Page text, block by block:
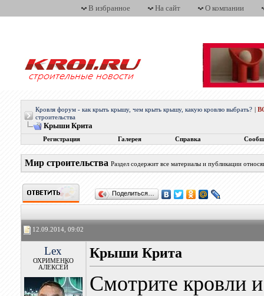
В избранное На сайт О компании
Кровля форум - как крыть крышу, чем крыть крышу, какую кровлю выбрать?
строительства
Крыши Крита
Регистрация Галерея Справка
Мир строительства Раздел содержит все материалы и публикации
Поделиться…
12.09.2014, 09:02
Lex
ОХРИМЕНКО
АЛЕКСЕЙ
Крыши Крита
Смотрите кровли